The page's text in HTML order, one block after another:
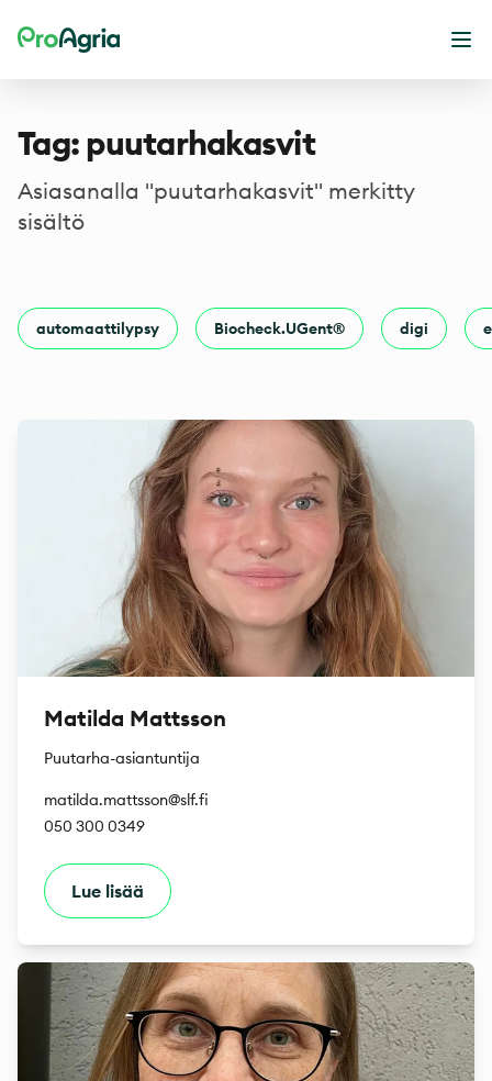
ProAgria
Tag: puutarhakasvit
Asiasanalla "puutarhakasvit" merkitty
sisältö
automaattilypsy Biocheck.UGent® digi
Matilda Mattsson
Puutarha-asiantuntija
matilda.mattsson@slf.fi
050 300 0349
Lue lisää